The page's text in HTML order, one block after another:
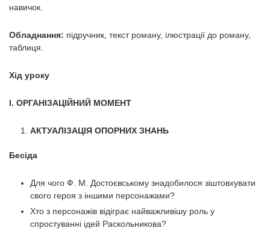
навичок.
Обладнання: підручник, текст роману, ілюстрації до роману,
таблиця.
Хід уроку
І. ОРГАНІЗАЦІЙНИЙ МОМЕНТ
АКТУАЛІЗАЦІЯ ОПОРНИХ ЗНАНЬ
Бесіда
Для чого Ф. М. Достоєвському знадобилося зіштовхувати
свого героя з іншими персонажами?
Хто з персонажів відіграє найважливішу роль у
спростуванні ідей Раскольникова?